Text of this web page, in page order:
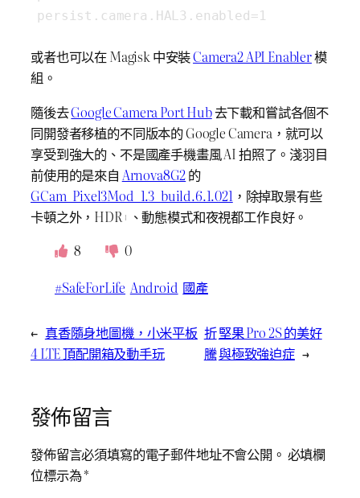
persist.camera.HAL3.enabled=1
或者也可以在 Magisk 中安裝Camera2 API Enabler模
組。
隨後去Google Camera Port Hub去下載和嘗試各個不
同開發者移植的不同版本的 Google Camera，就可以
享受到強大的、不是國產手機畫風 AI 拍照了。淺羽目
前使用的是來自 Arnova8G2的
GCam_Pixel3Mod_1.3_build.6.1.021 ，除掉取景有些
卡頓之外，HDR+、動態模式和夜視都工作良好。
8
0
#SafeForLife Android 國產
← 真香隨身地圖機，小米平板
4 LTE 頂配開箱及動手玩
折
騰
堅果 Pro 2S 的美好
與極致強迫症 →
發佈留言
發佈留言必須填寫的電子郵件地址不會公開。 必填欄
位標示為*